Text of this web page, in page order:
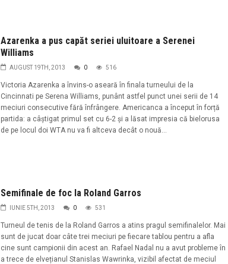
Azarenka a pus capăt seriei uluitoare a Serenei
Williams
AUGUST 19TH, 2013 0 516
Victoria Azarenka a învins-o aseară în finala turneului de la
Cincinnati pe Serena Williams, punânt astfel punct unei serii de 14
meciuri consecutive fără înfrângere. Americanca a început în forță
partida: a câștigat primul set cu 6-2 și a lăsat impresia că bielorusa
de pe locul doi WTA nu va fi altceva decât o nouă...
Semifinale de foc la Roland Garros
IUNIE 5TH, 2013 0 531
Turneul de tenis de la Roland Garros a atins pragul semifinalelor. Mai
sunt de jucat doar câte trei meciuri pe fiecare tablou pentru a afla
cine sunt campionii din acest an. Rafael Nadal nu a avut probleme în
a trece de elvețianul Stanislas Wawrinka, vizibil afectat de meciul